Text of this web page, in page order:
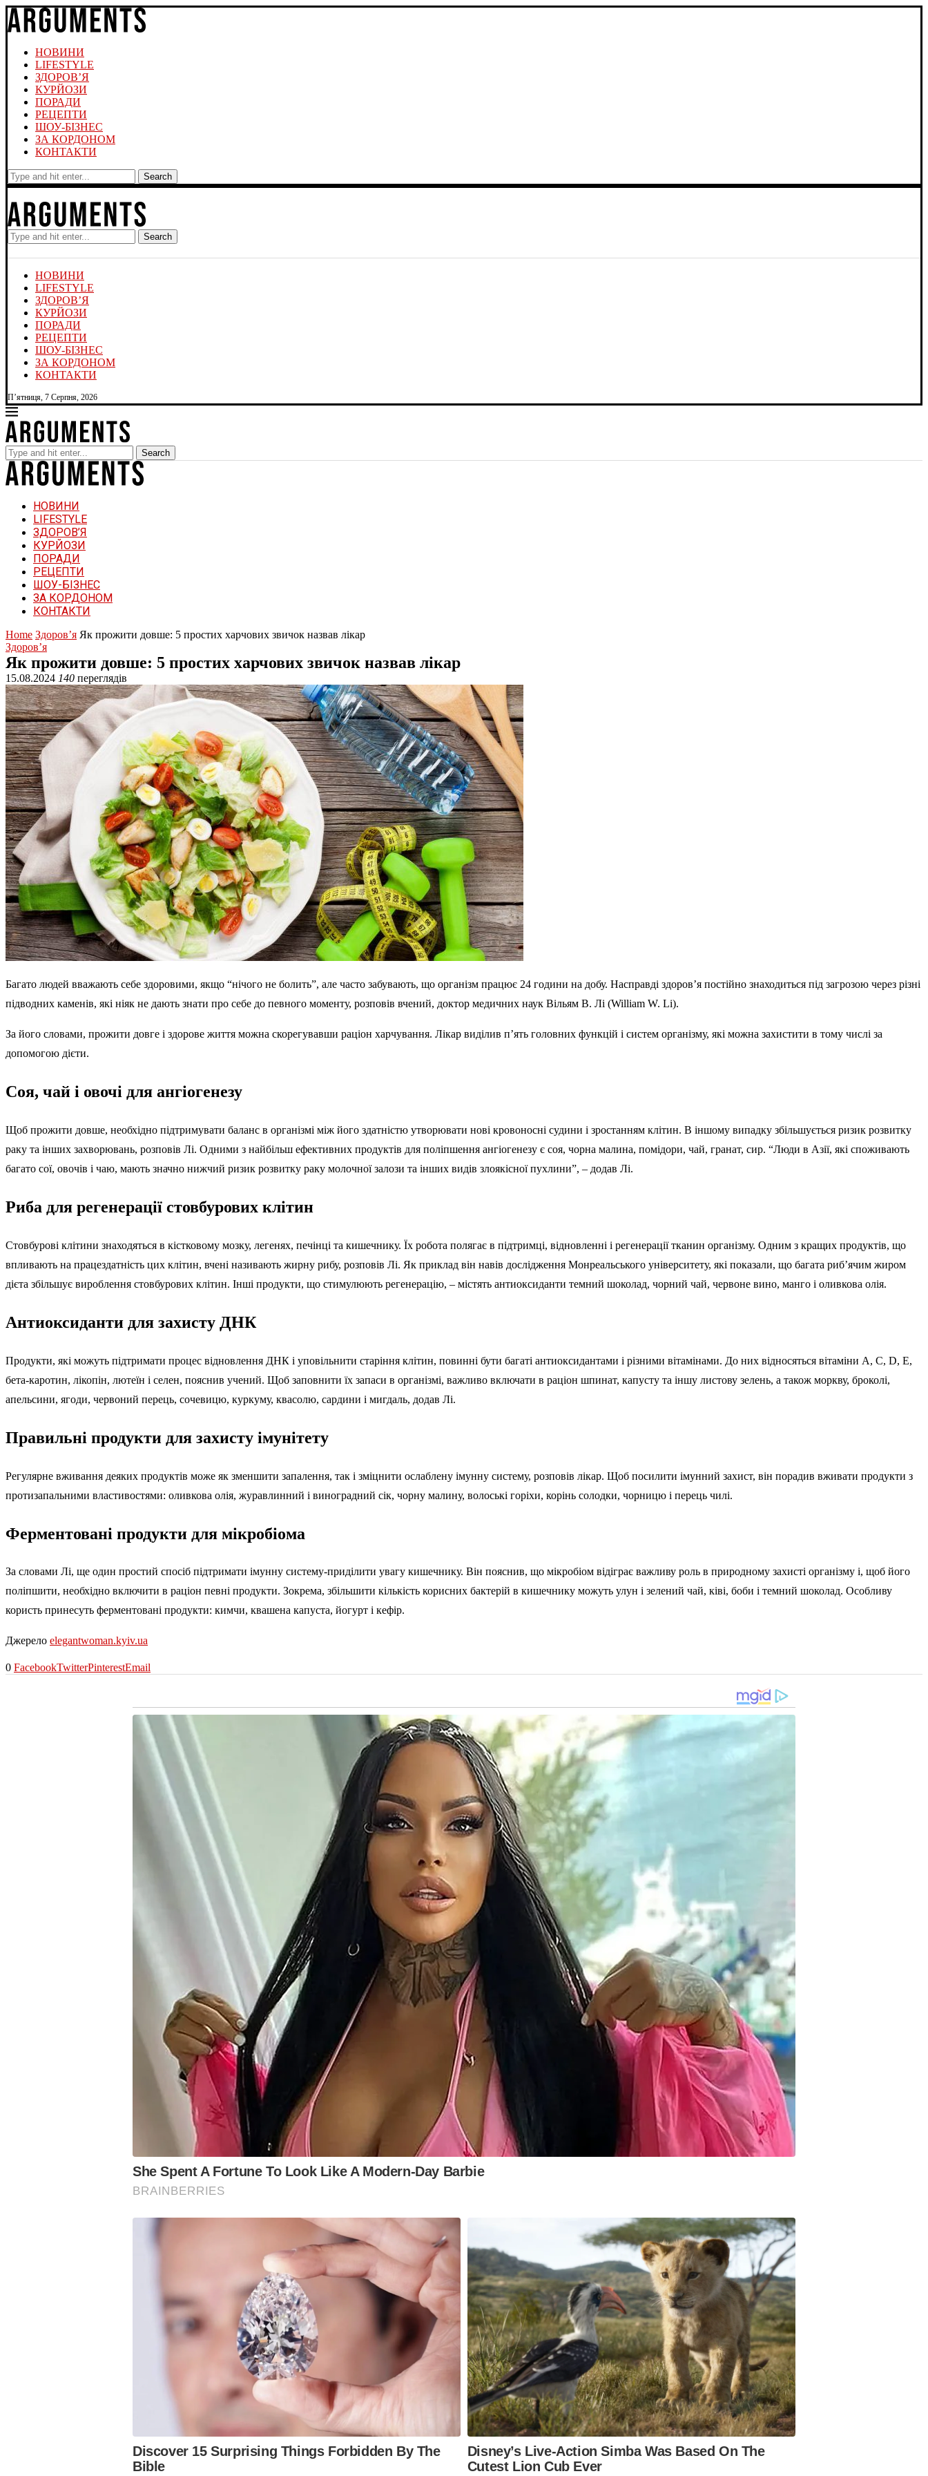
НОВИНИ
LIFESTYLE
ЗДОРОВ’Я
КУРЙОЗИ
ПОРАДИ
РЕЦЕПТИ
ШОУ-БІЗНЕС
ЗА КОРДОНОМ
КОНТАКТИ
Search
Search
НОВИНИ
LIFESTYLE
ЗДОРОВ’Я
КУРЙОЗИ
ПОРАДИ
РЕЦЕПТИ
ШОУ-БІЗНЕС
ЗА КОРДОНОМ
КОНТАКТИ
П’ятниця, 7 Серпня, 2026
Search
НОВИНИ
LIFESTYLE
ЗДОРОВ’Я
КУРЙОЗИ
ПОРАДИ
РЕЦЕПТИ
ШОУ-БІЗНЕС
ЗА КОРДОНОМ
КОНТАКТИ
Home Здоров’я Як прожити довше: 5 простих харчових звичок назвав лікар
Здоров’я
Як прожити довше: 5 простих харчових звичок назвав лікар
15.08.2024 140 переглядів
Багато людей вважають себе здоровими, якщо “нічого не болить”, але часто забувають, що організм працює 24 години на добу. Насправді здоров’я постійно знаходиться під загрозою через різні
підводних каменів, які ніяк не дають знати про себе до певного моменту, розповів вчений, доктор медичних наук Вільям В. Лі (William W. Li).
За його словами, прожити довге і здорове життя можна скорегувавши раціон харчування. Лікар виділив п’ять головних функцій і систем організму, які можна захистити в тому числі за
допомогою дієти.
Соя, чай і овочі для ангіогенезу
Щоб прожити довше, необхідно підтримувати баланс в організмі між його здатністю утворювати нові кровоносні судини і зростанням клітин. В іншому випадку збільшується ризик розвитку
раку та інших захворювань, розповів Лі. Одними з найбільш ефективних продуктів для поліпшення ангіогенезу є соя, чорна малина, помідори, чай, гранат, сир. “Люди в Азії, які споживають
багато сої, овочів і чаю, мають значно нижчий ризик розвитку раку молочної залози та інших видів злоякісної пухлини”, – додав Лі.
Риба для регенерації стовбурових клітин
Стовбурові клітини знаходяться в кістковому мозку, легенях, печінці та кишечнику. Їх робота полягає в підтримці, відновленні і регенерації тканин організму. Одним з кращих продуктів, що
впливають на працездатність цих клітин, вчені називають жирну рибу, розповів Лі. Як приклад він навів дослідження Монреальського університету, які показали, що багата риб’ячим жиром
дієта збільшує вироблення стовбурових клітин. Інші продукти, що стимулюють регенерацію, – містять антиоксиданти темний шоколад, чорний чай, червоне вино, манго і оливкова олія.
Антиоксиданти для захисту ДНК
Продукти, які можуть підтримати процес відновлення ДНК і уповільнити старіння клітин, повинні бути багаті антиоксидантами і різними вітамінами. До них відносяться вітаміни А, С, D, Е,
бета-каротин, лікопін, лютеїн і селен, пояснив учений. Щоб заповнити їх запаси в організмі, важливо включати в раціон шпинат, капусту та іншу листову зелень, а також моркву, броколі,
апельсини, ягоди, червоний перець, сочевицю, куркуму, квасолю, сардини і мигдаль, додав Лі.
Правильні продукти для захисту імунітету
Регулярне вживання деяких продуктів може як зменшити запалення, так і зміцнити ослаблену імунну систему, розповів лікар. Щоб посилити імунний захист, він порадив вживати продукти з
протизапальними властивостями: оливкова олія, журавлинний і виноградний сік, чорну малину, волоські горіхи, корінь солодки, чорницю і перець чилі.
Ферментовані продукти для мікробіома
За словами Лі, ще один простий спосіб підтримати імунну систему-приділити увагу кишечнику. Він пояснив, що мікробіом відіграє важливу роль в природному захисті організму і, щоб його
поліпшити, необхідно включити в раціон певні продукти. Зокрема, збільшити кількість корисних бактерій в кишечнику можуть улун і зелений чай, ківі, боби і темний шоколад. Особливу
користь принесуть ферментовані продукти: кимчи, квашена капуста, йогурт і кефір.
Джерело elegantwoman.kyiv.ua
0 FacebookTwitterPinterestEmail